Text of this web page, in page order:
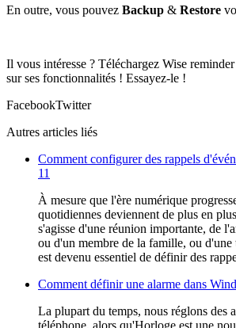
En outre, vous pouvez Backup & Restore
Il vous intéresse ? Téléchargez Wise
sur ses fonctionnalités ! Essayez-le !
FacebookTwitter
Autres articles liés
Comment configurer des rappels
11
À mesure que l'ère numérique
quotidiennes deviennent de plus en
s'agisse d'une réunion importante, de
ou d'un membre de la famille, ou
est devenu essentiel de définir des
Comment définir une alarme dans
La plupart du temps, nous réglons des
téléphone, alors qu'Horloge est une